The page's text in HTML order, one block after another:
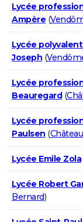
Lycée
Ampère (
Lycée
Joseph (
Lycée
Beauregard(
Lycée
Paulsen (
Lycée Emile Zola
Lycée Robert
Bernard)